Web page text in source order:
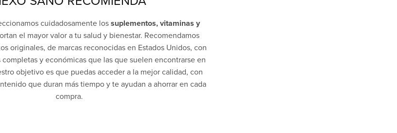
cuidadosamente los suplementos, vitaminas y
el mayor valor a tu salud y bienestar. Recomendamos
originales, de marcas reconocidas en Estados Unidos, con
completas y económicas que las que suelen encontrarse en
objetivo es que puedas acceder a la mejor calidad, con
que duran más tiempo y te ayudan a ahorrar en cada
compra.